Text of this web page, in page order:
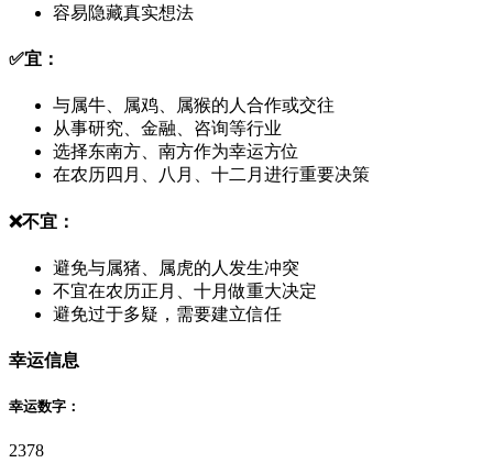
容易隐藏真实想法
✅宜：
与属牛、属鸡、属猴的人合作或交往
从事研究、金融、咨询等行业
选择东南方、南方作为幸运方位
在农历四月、八月、十二月进行重要决策
❌不宜：
避免与属猪、属虎的人发生冲突
不宜在农历正月、十月做重大决定
避免过于多疑，需要建立信任
幸运信息
幸运数字：
2378